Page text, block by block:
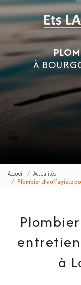
À
Accueil
Actualités
Plombier chauffagiste
à